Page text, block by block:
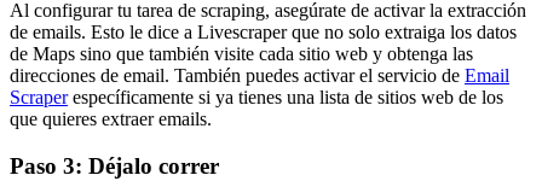
Al configurar tu tarea de scraping, asegúrate de activar la extracción
de emails. Esto le dice a Livescraper que no solo extraiga los datos
de Maps sino que también visite cada sitio web y obtenga las
direcciones de email. También puedes activar el servicio de Email
Scraperespecíficamente si ya tienes una lista de sitios web de los
que quieres extraer emails.
Paso 3: Déjalo correr